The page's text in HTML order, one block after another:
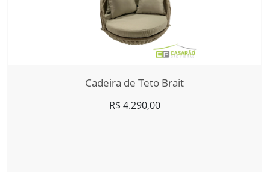
Cadeira de Teto Brait
R$ 4.290,00